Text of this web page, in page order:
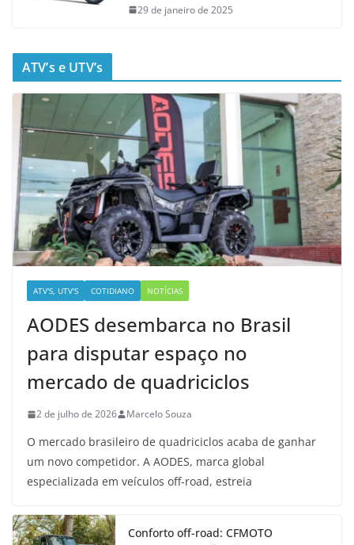
29 de janeiro de 2025
ATV’s e UTV’s
ATV'S, UTV'S COTIDIANO NOTÍCIAS
AODES desembarca no Brasil
para disputar espaço no
mercado de quadriciclos
2 de julho de 2026 Marcelo Souza
O mercado brasileiro de quadriciclos acaba de ganhar
um novo competidor. A AODES, marca global
especializada em veículos off-road, estreia
Conforto off-road: CFMOTO